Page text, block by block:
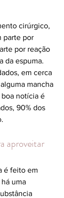
cirúrgico,
parte por
por reação
da espuma.
em cerca
mancha
boa notícia é
90% dos
aproveitar
é feito em
uma